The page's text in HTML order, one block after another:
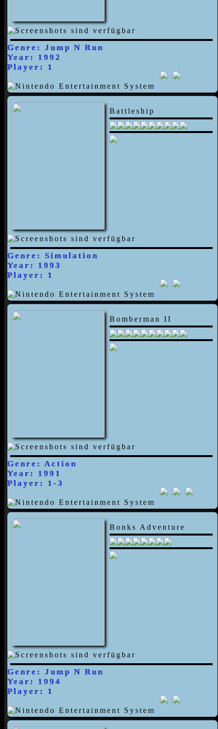
Genre: Jump N Run
Year: 1992
Player: 1
Battleship
Genre: Simulation
Year: 1993
Player: 1
Bomberman II
Genre: Action
Year: 1991
Player: 1-3
Bonks Adventure
Genre: Jump N Run
Year: 1994
Player: 1